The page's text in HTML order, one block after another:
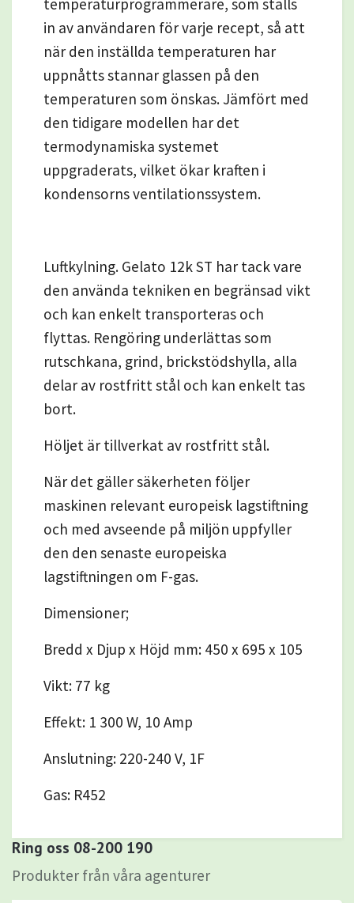
Ring oss 08-200 190
Produkter från våra agenturer
in av användaren för varje recept, så att
när den inställda temperaturen har
uppnåtts stannar glassen på den
temperaturen som önskas. Jämfört med
den tidigare modellen har det
termodynamiska systemet
uppgraderats, vilket ökar kraften i
kondensorns ventilationssystem.
Luftkylning. Gelato 12k ST har tack vare
den använda tekniken en begränsad vikt
och kan enkelt transporteras och
flyttas. Rengöring underlättas som
rutschkana, grind, brickstödshylla, alla
delar av rostfritt stål och kan enkelt tas
bort.
Höljet är tillverkat av rostfritt stål.
När det gäller säkerheten följer
maskinen relevant europeisk lagstiftning
och med avseende på miljön uppfyller
den den senaste europeiska
lagstiftningen om F-gas.
Dimensioner;
Bredd x Djup x Höjd mm: 450 x 695 x 105
Vikt: 77 kg
Effekt: 1 300 W, 10 Amp
Anslutning: 220-240 V, 1F
Gas: R452